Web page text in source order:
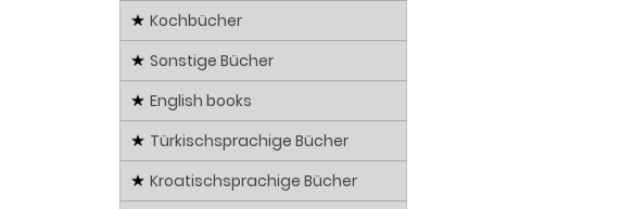
Kochbücher
Sonstige Bücher
English books
Türkischsprachige Bücher
Kroatischsprachige Bücher